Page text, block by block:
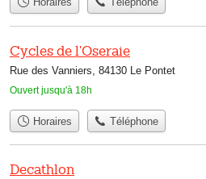
Cycles de l'Oseraie
Rue des Vanniers, 84130 Le Pontet
Ouvert jusqu'à 18h
Horaires Téléphone
Decathlon